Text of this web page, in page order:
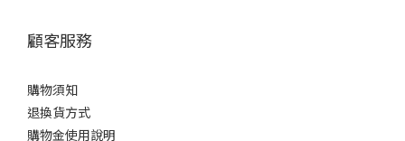
顧客服務
購物須知
退換貨方式
購物金使用說明